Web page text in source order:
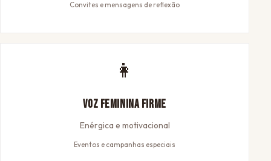
Convites e mensagens de reflexão
👩
Voz Feminina Firme
Enérgica e motivacional
Eventos e campanhas especiais